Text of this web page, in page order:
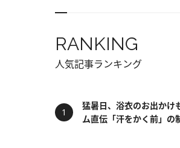
RANKING
人気記事ランキング
猛暑日、浴衣のお出か
ム直伝「汗をかく前」の